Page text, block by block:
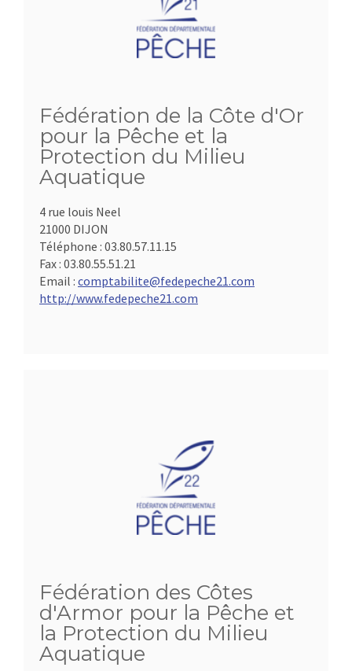
Fédération de la Côte d'Or
pour la Pêche et la
Protection du Milieu
Aquatique
4 rue louis Neel
21000 DIJON
Téléphone : 03.80.57.11.15
Fax : 03.80.55.51.21
Email : comptabilite@fedepeche21.com
http://www.fedepeche21.com
Fédération des Côtes
d'Armor pour la Pêche et
la Protection du Milieu
Aquatique